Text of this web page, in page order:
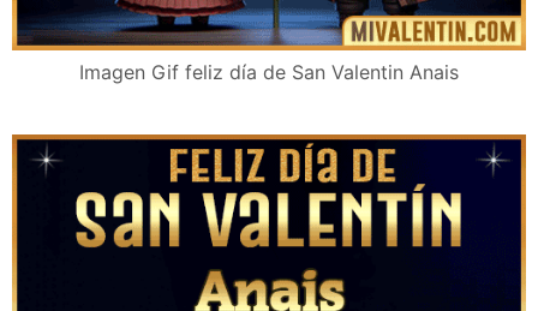
Imagen Gif feliz día de San Valentin Anais